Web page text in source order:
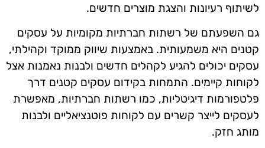
לשיתוף רעיונות והצגת מוצרים חדשים.
גם השפעתם של רשתות חברתיות מקומיות על עסקים
קטנים היא משמעותית. באמצעות שיווק ממוקד וקהילתי,
עסקים יכולים להגיע לקהלים חדשים ולבנות נאמנות אצל
לקוחות קיימים. התמחות בקידום עסקים קטנים דרך
פלטפורמות דיגיטליות, כמו רשתות חברתיות, מאפשרת
לעסקים לייצר קשרים עם לקוחות פוטנציאליים ולבנות
מותג חזק.